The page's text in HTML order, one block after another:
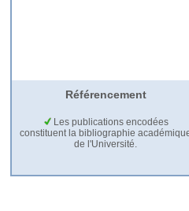
Référencement
Les publications encodées
constituent la bibliographie
de l'Université.